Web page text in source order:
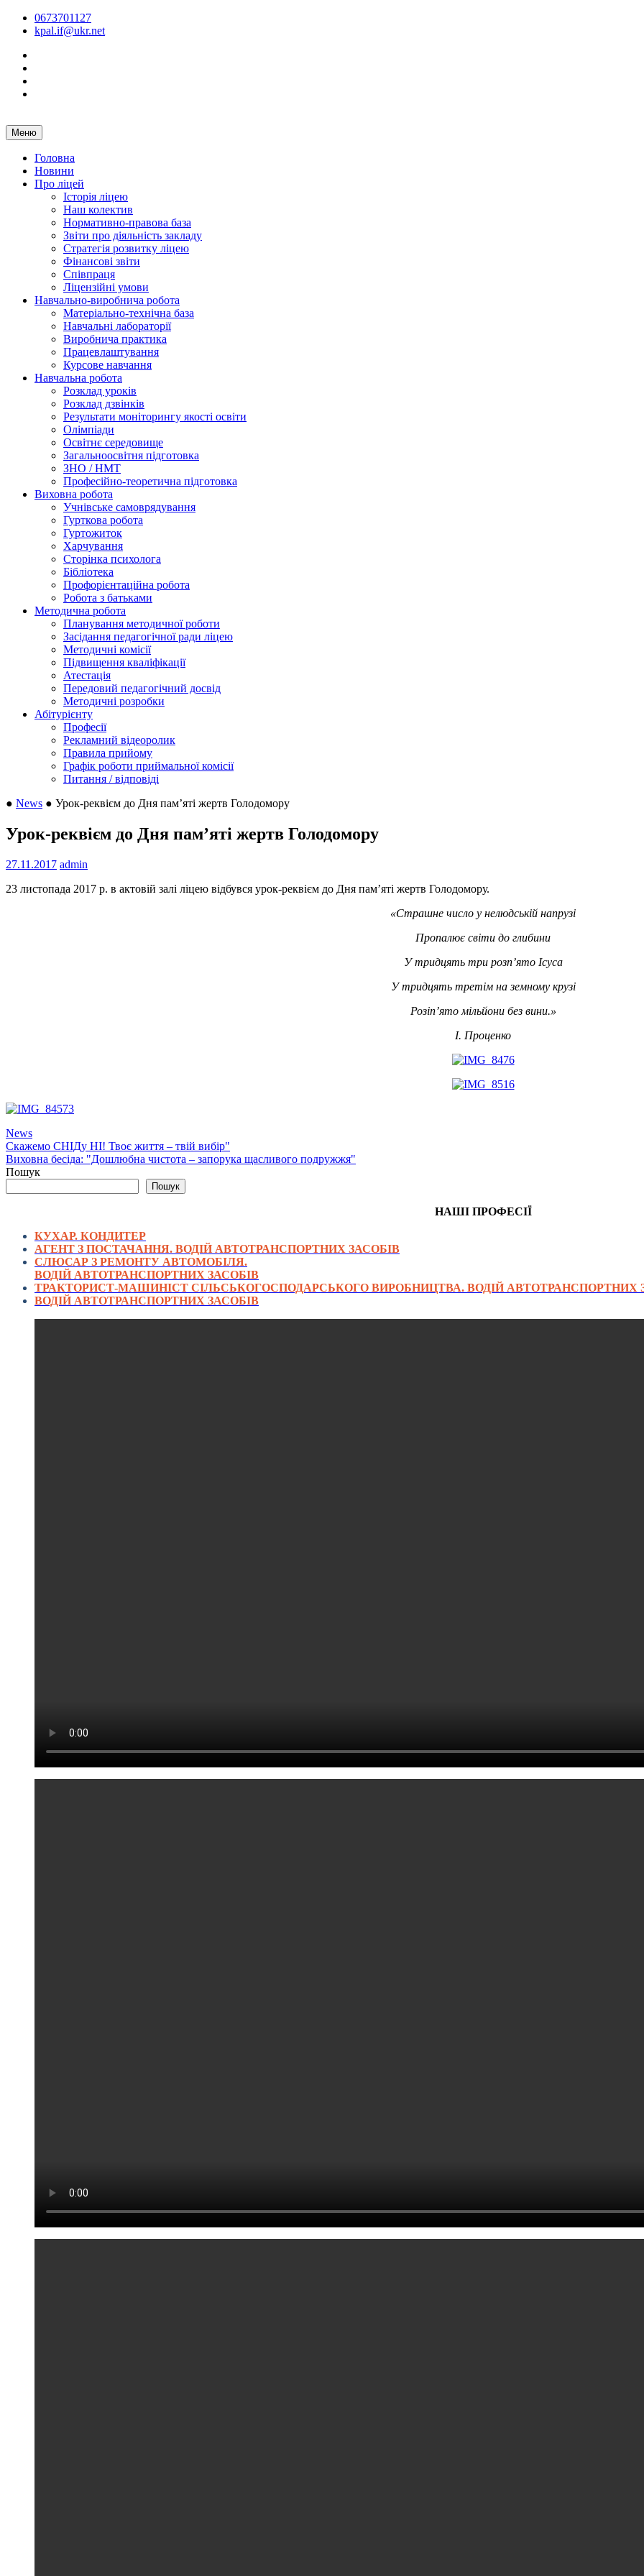
Перейти0673701127
kpal.if@ukr.net
Меню
Головна
Новини
Про ліцей
Історія ліцею
Наш колектив
Нормативно-правова база
Звіти про діяльність закладу
Стратегія розвитку ліцею
Фінансові звіти
Співпраця
Ліцензійні умови
Навчально-виробнича робота
Матеріально-технічна база
Навчальні лабораторії
Виробнича практика
Працевлаштування
Курсове навчання
Навчальна робота
Розклад уроків
Розклад дзвінків
Результати моніторингу якості освіти
Олімпіади
Освітнє середовище
Загальноосвітня підготовка
ЗНО / НМТ
Професійно-теоретична підготовка
Виховна робота
Учнівське самоврядування
Гурткова робота
Гуртожиток
Харчування
Сторінка психолога
Бібліотека
Профорієнтаційна робота
Робота з батьками
Методична робота
Планування методичної роботи
Засідання педагогічної ради ліцею
Методичні комісії
Підвищення кваліфікації
Атестація
Передовий педагогічний досвід
Методичні розробки
Абітурієнту
Професії
Рекламний відеоролик
Правила прийому
Графік роботи приймальної комісії
Питання / відповіді
● News ● Урок-реквієм до Дня пам’яті жертв Голодомору
Урок-реквієм до Дня пам’яті жертв Голодомору
27.11.2017 admin
23 листопада 2017 р. в актовій залі ліцею відбувся урок-реквієм до Дня пам’яті жертв Голодомору.
«Страшне число у нелюдській напрузі
Пропалює світи до глибини
У тридцять три розп’ято Ісуса
У тридцять третім на земному крузі
Розіп’ято мільйони без вини.»
І. Проценко
News
Навігація
записів
Скажемо СНІДу НІ! Твоє життя – твій вибір"
Виховна бесіда: "Дошлюбна чистота – запорука щасливого подружжя"
Пошук
Пошук
НАШІ ПРОФЕСІЇ
КУХАР. КОНДИТЕР
АГЕНТ З ПОСТАЧАННЯ. ВОДІЙ АВТОТРАНСПОРТНИХ ЗАСОБІВ
СЛЮСАР З РЕМОНТУ АВТОМОБІЛЯ.
ВОДІЙ АВТОТРАНСПОРТНИХ ЗАСОБІВ
ТРАКТОРИСТ-МАШИНІСТ СІЛЬСЬКОГОСПОДАРСЬКОГО ВИРОБНИЦТВА. ВОДІЙ АВТОТРАНСПОРТНИХ
ВОДІЙ АВТОТРАНСПОРТНИХ ЗАСОБІВ